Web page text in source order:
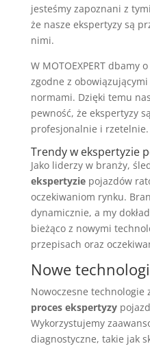
jesteśmy zapoznani z
że nasze ekspertyzy są
nimi.
W MOTOEXPERT dbamy
zgodne z
normami. Dzięki temu
pewność, że ekspertyzy
profesjonalnie i rzetelnie.
Trendy w ekspertyzie
Jako liderzy w branży,
ekspertyziepojazdów
oczekiwaniom rynku.
dynamicznie, a my
bieżąco z nowymi
przepisach oraz
Nowe
Nowoczesne technologie
proces ekspertyzy
Wykorzystujemy
diagnostyczne, takie jak